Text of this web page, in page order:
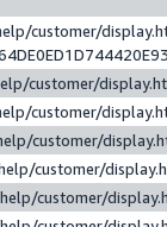
customer/
customer/
customer/
customer/
customer/
customer/